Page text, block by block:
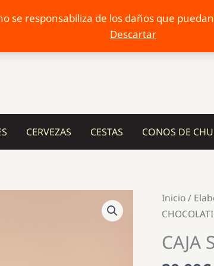
se responsabiliza de los daños que
Descartar
CERVEZAS CESTAS CONOS DE
Inicio/
CAJA